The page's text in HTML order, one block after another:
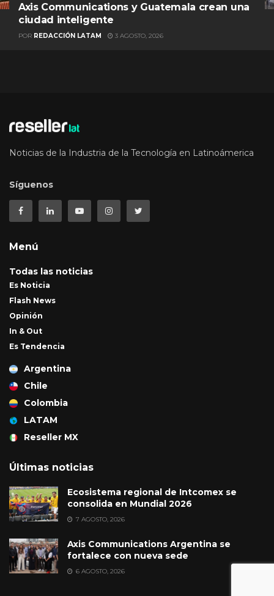
Axis Communications y Guatemala crean una
ciudad inteligente
POR REDACCIÓN LATAM 3 AGOSTO, 2026
Noticias de la Industria de la Tecnología en Latinoámerica
Síguenos
Menú
Todas las noticias
Es Noticia
Flash News
Opinión
In & Out
Es Tendencia
Argentina
Chile
Colombia
LATAM
Reseller MX
Últimas noticias
Ecosistema regional de Intcomex se
consolida en Mundial 2026
7 AGOSTO, 2026
Axis Communications Argentina se
fortalece con nueva sede
6 AGOSTO, 2026